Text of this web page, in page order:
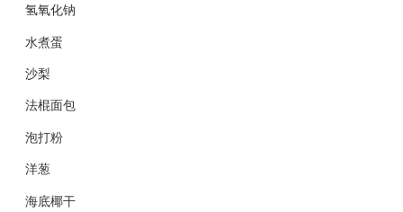
氢氧化钠
水煮蛋
沙梨
法棍面包
泡打粉
洋葱
海底椰干